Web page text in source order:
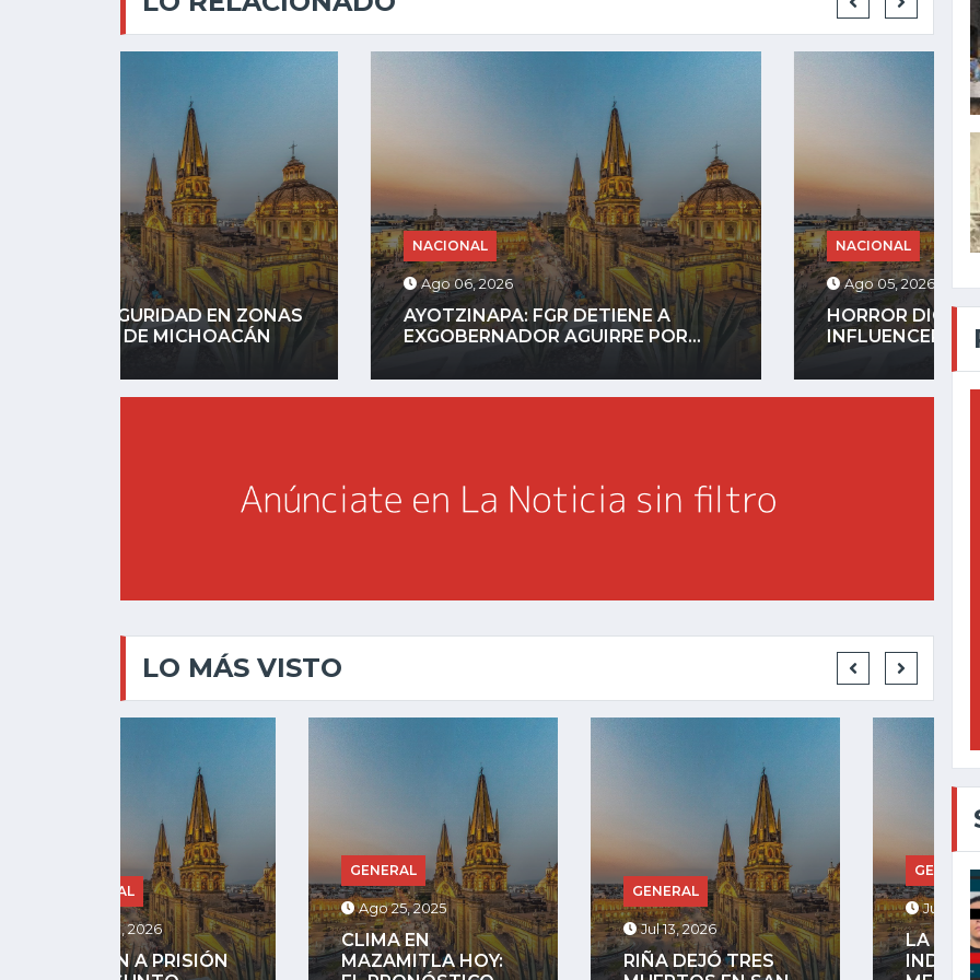
NACIONAL
Ago 06, 2026
AYOTZINAPA: FGR DETIENE A
EXGOBERNADOR AGUIRRE POR...
NACIONAL
Ago 05, 2026
HORROR DIGITAL: ASESINAN A
INFLUENCER GASTÉLUM EN...
LO MÁS VISTO
GENERAL
Ago 25, 2025
CLIMA EN
MAZAMITLA HOY:
GENERAL
Jul 13, 2026
RIÑA DEJÓ TRES
GENERAL
Jul 27, 2025
LA COMUNIDAD
INDÍGENA DE